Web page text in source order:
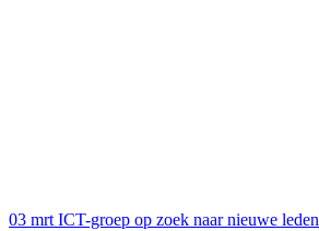
03 mrt ICT-groep op zoek naar nieuwe leden